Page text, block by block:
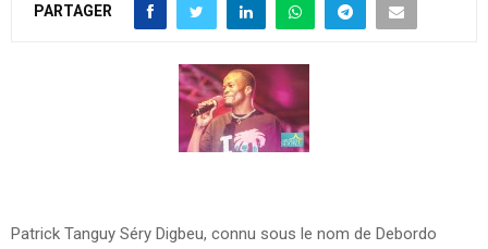
PARTAGER
Patrick Tanguy Séry Digbeu, connu sous le nom de Debordo